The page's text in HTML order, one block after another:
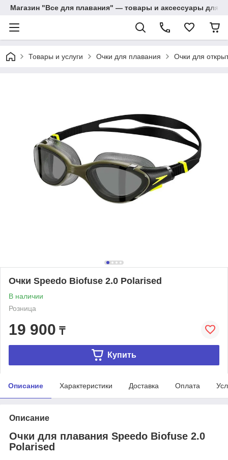
Магазин "Все для плавания" — товары и аксессуары для
Товары и услуги Очки для плавания Очки для
Очки Speedo Biofuse 2.0 Polarised
В наличии
Розница
19 900 ₸
Купить
Описание Характеристики Доставка Оплата
Описание
Очки для плавания Speedo Biofuse 2.0
Polarised